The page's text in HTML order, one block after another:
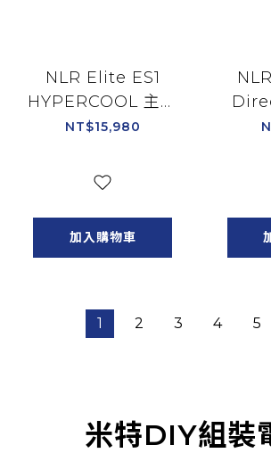
NLR Elite ES1
HYPERCOOL 主動
式通風賽車桶椅 適
列/NLR-E062
NT$15,980
加入購物車
1 2 3 4 5
米特DIY組裝